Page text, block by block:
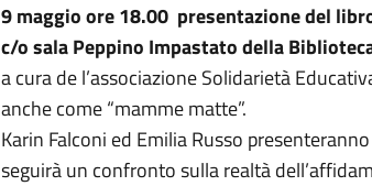
9 maggio ore 18.00 presentazione del
c/o sala Peppino Impastato della
a cura de l’associazione Solidarietà
anche come “mamme matte”.
Karin Falconi ed Emilia Russo
seguirà un confronto sulla realtà